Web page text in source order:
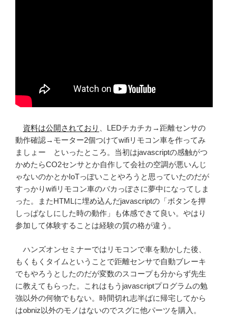
資料は公開されており
、LEDチカチカ→距離センサの
動作確認→モーター2個つけてwifiリモコン車を作ってみ
ましょー といったところ。当初はjavascriptの感触がつ
かめたらCO2センサとか自作して会社の空調が悪いんじ
ゃないのかとかIoTっぽいことやろうと思っていたのだが
すっかりwifiリモコン車のバカっぽさに夢中になってしま
った。またHTMLに埋め込んだjavascriptの「ボタンを押
しっぱなしにした時の動作」も体感できて良い。やはり
参加して体験することは経験の質の格が違う。
ハンズオンセミナーではリモコンで車を動かした後、
もくもくタイムということで距離センサで自動ブレーキ
でもやろうとしたのだが変数のスコープも分からず先生
に教えてもらった。これはもうjavascriptプログラムの勉
強以外の何物でもない。時間切れ志半ばに帰宅してから
はobniz以外のモノはないのでスグに他パーツを購入。